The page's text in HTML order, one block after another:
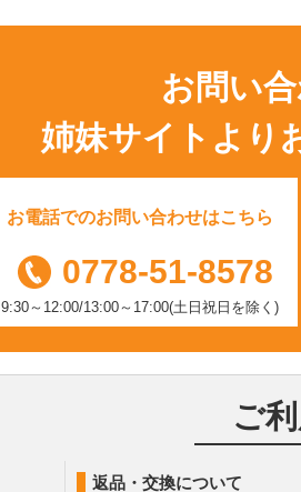
お問い
姉妹サイトより
お電話でのお問い合わせはこちら
0778-51-8578
9:30～12:00/13:00～17:00(土日祝日を除く)
ご
返品・交換について